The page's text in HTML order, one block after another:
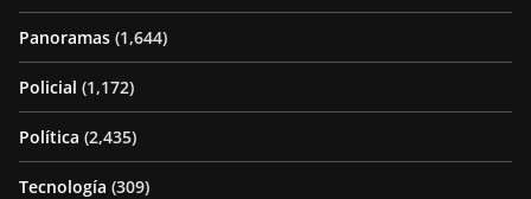
Panoramas (1,644)
Policial (1,172)
Política (2,435)
Tecnología (309)